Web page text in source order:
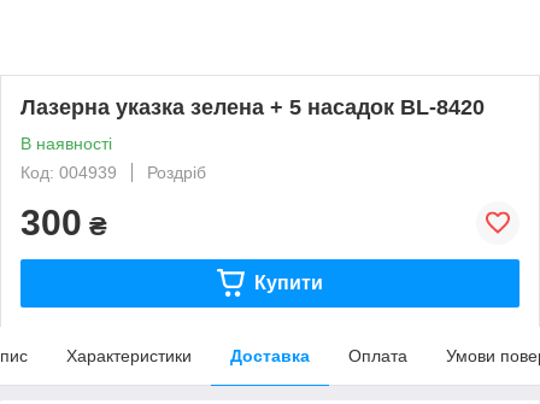
Лазерна указка зелена + 5 насадок BL-8420
В наявності
Код: 004939
Роздріб
300 ₴
Купити
Характеристики Доставка Оплата Умови